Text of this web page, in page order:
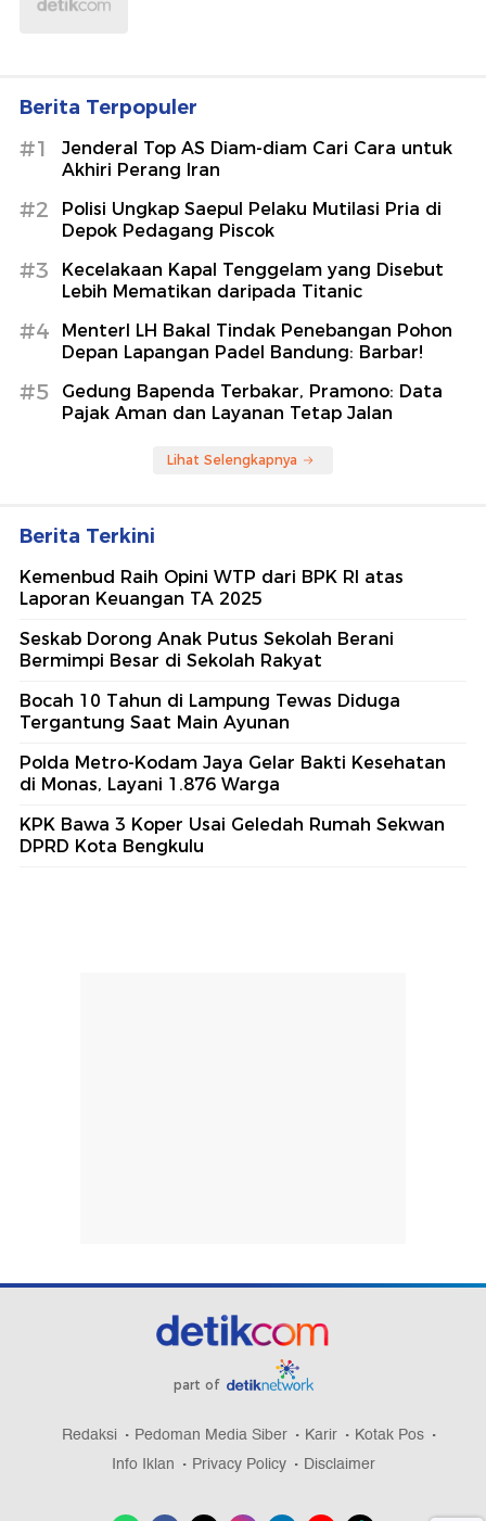
Berita Terpopuler
#1
Jenderal Top AS Diam-diam Cari Cara untuk
Akhiri Perang Iran
#2
Polisi Ungkap Saepul Pelaku Mutilasi Pria di
Depok Pedagang Piscok
#3
Kecelakaan Kapal Tenggelam yang Disebut
Lebih Mematikan daripada Titanic
#4
MenterI LH Bakal Tindak Penebangan Pohon
Depan Lapangan Padel Bandung: Barbar!
#5
Gedung Bapenda Terbakar, Pramono: Data
Pajak Aman dan Layanan Tetap Jalan
Lihat Selengkapnya
Berita Terkini
Kemenbud Raih Opini WTP dari BPK RI atas
Laporan Keuangan TA 2025
Seskab Dorong Anak Putus Sekolah Berani
Bermimpi Besar di Sekolah Rakyat
Bocah 10 Tahun di Lampung Tewas Diduga
Tergantung Saat Main Ayunan
Polda Metro-Kodam Jaya Gelar Bakti Kesehatan
di Monas, Layani 1.876 Warga
KPK Bawa 3 Koper Usai Geledah Rumah Sekwan
DPRD Kota Bengkulu
part of
Redaksi Pedoman Media Siber Karir
Kotak Pos
Info Iklan
Privacy Policy Disclaimer